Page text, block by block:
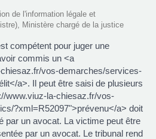
de l'information légale et
Ministère chargé de la justice
compétent pour juger une
commis un <a
vos-demarches/services-
a>. Il peut être saisi de plusieurs
www.viuz-la-chiesaz.fr/vos-
?xml=R52097">prévenu</a> doit
par un avocat. La victime peut être
par un avocat. Le tribunal rend